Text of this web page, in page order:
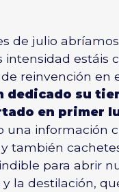
de julio
intensidad estáis
reinvención en
dedicado su
en primer
una información
también
para abrir
y la destilación,